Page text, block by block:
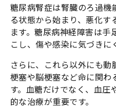
糖尿病腎症は腎臓のろ過機
る状態から始まり、悪化す
ます。糖尿病神経障害は
こし、傷や感染に気づきに
さらに、これら以外にも
梗塞や脳梗塞など命に関わ
す。血糖だけでなく、血圧
的な治療が重要です。